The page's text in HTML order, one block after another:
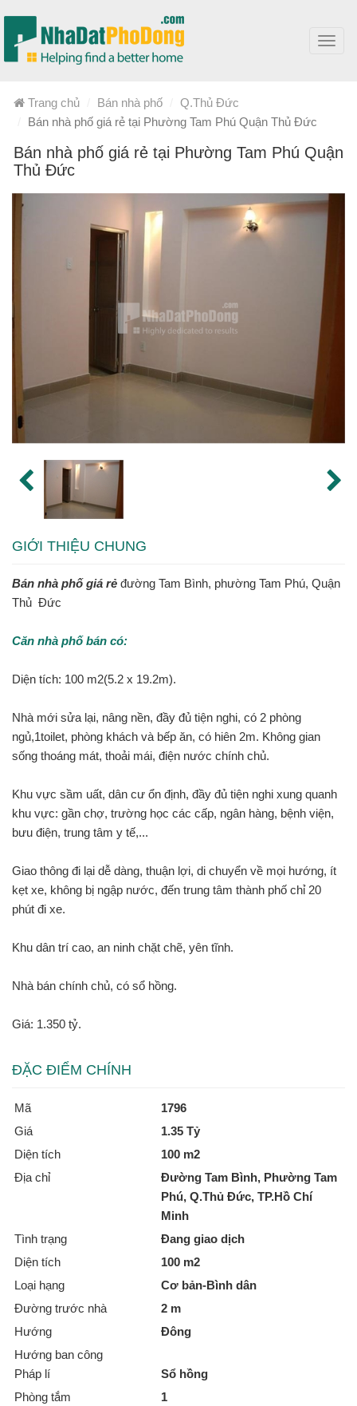
Trang chủ Bán nhà phố
Q.Thủ Đức
Bán nhà phố giá rẻ tại Phường Tam Phú Quận Thủ Đức
Bán nhà phố giá rẻ tại Phường Tam Phú Quận
Thủ Đức
GIỚI THIỆU CHUNG
Bán nhà phố giá rẻ đường Tam Bình, phường Tam Phú, Quận
Thủ Đức
Căn nhà phố bán có:
Diện tích: 100 m2(5.2 x 19.2m).
Nhà mới sửa lại, nâng nền, đầy đủ tiện nghi, có 2 phòng
ngủ,1toilet, phòng khách và bếp ăn, có hiên 2m. Không gian
sống thoáng mát, thoải mái, điện nước chính chủ.
Khu vực sầm uất, dân cư ổn định, đầy đủ tiện nghi xung quanh
khu vực: gần chợ, trường học các cấp, ngân hàng, bệnh viện,
bưu điện, trung tâm y tế,...
Giao thông đi lại dễ dàng, thuận lợi, di chuyển về mọi hướng, ít
kẹt xe, không bị ngập nước, đến trung tâm thành phố chỉ 20
phút đi xe.
Khu dân trí cao, an ninh chặt chẽ, yên tĩnh.
Nhà bán chính chủ, có sổ hồng.
Giá: 1.350 tỷ.
ĐẶC ĐIỂM CHÍNH
Mã
1796
Giá
1.35 Tỷ
Diện tích
100 m2
Địa chỉ
Đường Tam Bình, Phường Tam
Phú, Q.Thủ Đức, TP.Hồ Chí
Minh
Tình trạng
Đang giao dịch
Diện tích
100 m2
Loại hạng
Cơ bản-Bình dân
Đường trước nhà
2 m
Hướng
Đông
Hướng ban công
Pháp lí
Sổ hồng
Phòng tắm
1